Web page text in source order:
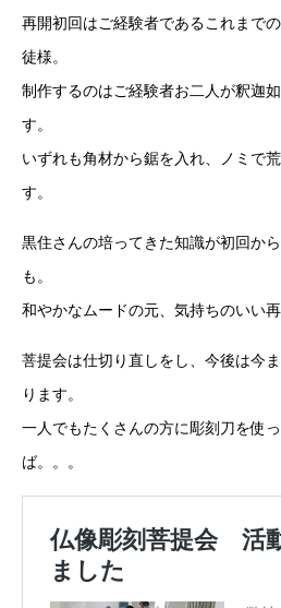
再開初回はご経験者であるこれまで
徒様。
制作するのはご経験者お二人が釈迦
す。
いずれも角材から鋸を入れ、ノミで
す。
黒住さんの培ってきた知識が初回か
も。
和やかなムードの元、気持ちのいい再
菩提会は仕切り直しをし、今後は今
ります。
一人でもたくさんの方に彫刻刀を使
ば。。。